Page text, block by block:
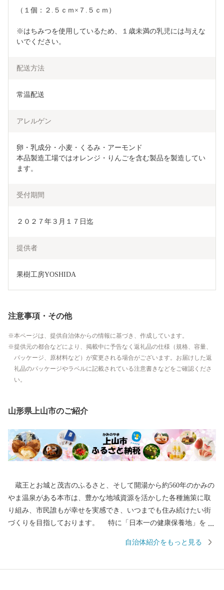
（１個：２.５ｃｍ×７.５ｃｍ）
※はちみつを使用しているため、１歳未満の乳児には与えな
いでください。
配送方法
常温配送
アレルゲン
卵・乳成分・小麦・くるみ・アーモンド
本品製造工場ではオレンジ・りんごを含む製品を製造してい
ます。
受付期間
２０２７年３月１７日迄
提供者
果樹工房YOSHIDA
注意事項・その他
本ページは、提供自治体からの情報に基づき、作成しています。
提供元の都合などにより、掲載中に予告なく返礼品の仕様（規格、容量、
パッケージ、原材料など）が変更される場合がございます。お届けした返
礼品のパッケージやラベルに記載されている注意書きなどをご確認くださ
い。
山形県上山市のご紹介
蔵王とお城と茂吉のふるさと、そして開湯から約560年のかみの
やま温泉がある本市は、豊かな地域資源を活かした各種施策に取
り組み、市民誰もが幸せを実感でき、いつまでも住み続けたい街
づくりを目指しております。 特に「日本一の健康保養地」を目
健康保養地）として、市民の健康増進と交流人口の拡大を目的
自治体紹介をもっと見る